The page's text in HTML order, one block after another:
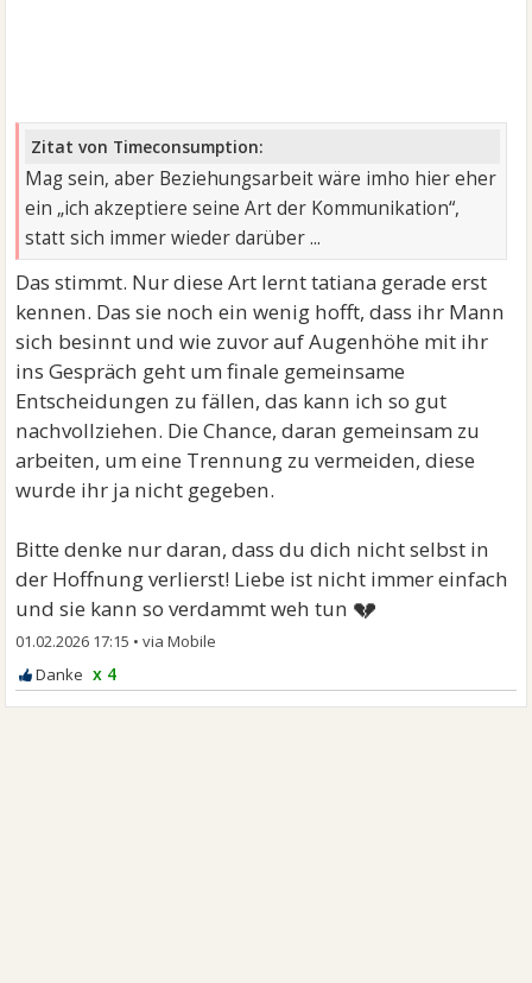
Zitat von Timeconsumption:
Mag sein, aber Beziehungsarbeit wäre imho hier eher
ein „ich akzeptiere seine Art der Kommunikation“,
statt sich immer wieder darüber ...
Das stimmt. Nur diese Art lernt tatiana gerade erst
kennen. Das sie noch ein wenig hofft, dass ihr Mann
sich besinnt und wie zuvor auf Augenhöhe mit ihr
ins Gespräch geht um finale gemeinsame
Entscheidungen zu fällen, das kann ich so gut
nachvollziehen. Die Chance, daran gemeinsam zu
arbeiten, um eine Trennung zu vermeiden, diese
wurde ihr ja nicht gegeben.
Bitte denke nur daran, dass du dich nicht selbst in
der Hoffnung verlierst! Liebe ist nicht immer einfach
und sie kann so verdammt weh tun 💔
01.02.2026 17:15 •
x 4